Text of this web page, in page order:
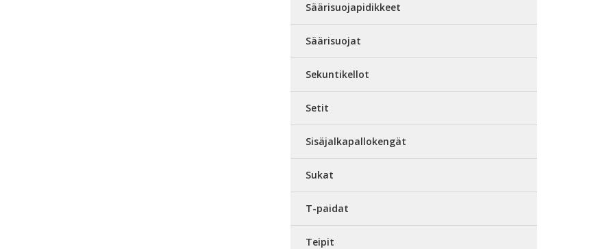
Säärisuojapidikkeet
Säärisuojat
Sekuntikellot
Setit
Sisäjalkapallokengät
Sukat
T-paidat
Teipit